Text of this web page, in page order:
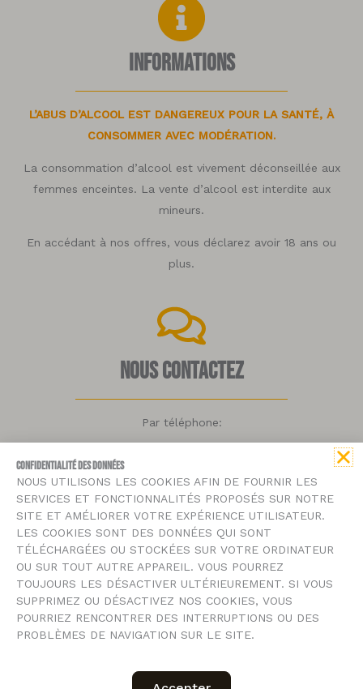
Informations
L’ABUS D’ALCOOL EST DANGEREUX POUR LA SANTÉ, À
CONSOMMER AVEC MODÉRATION.
La consommation d’alcool est vivement déconseillée aux
femmes enceintes. La vente d’alcool est interdite aux
mineurs.
En accédant à nos offres, vous déclarez avoir 18 ans ou
plus.
Nous contactez
Par téléphone:
Par mail:
contact@bmousse.fr
mentions légales
Copyright © b’mousse.fr 2023 Réalisé par
123SolutionWeb.fr
F I
CONFIDENTIALITÉ DES DONNÉES
NOUS UTILISONS LES COOKIES AFIN DE FOURNIR LES
SERVICES ET FONCTIONNALITÉS PROPOSÉS SUR NOTRE
SITE ET AMÉLIORER VOTRE EXPÉRIENCE UTILISATEUR.
LES COOKIES SONT DES DONNÉES QUI SONT
TÉLÉCHARGÉES OU STOCKÉES SUR VOTRE ORDINATEUR
OU SUR TOUT AUTRE APPAREIL. VOUS POURREZ
TOUJOURS LES DÉSACTIVER ULTÉRIEUREMENT. SI VOUS
SUPPRIMEZ OU DÉSACTIVEZ NOS COOKIES, VOUS
POURRIEZ RENCONTRER DES INTERRUPTIONS OU DES
PROBLÈMES DE NAVIGATION SUR LE SITE.